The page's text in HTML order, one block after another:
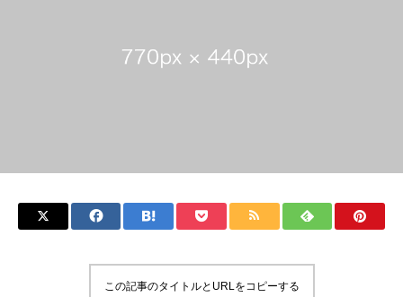
この記事のタイトルとURLをコピーする